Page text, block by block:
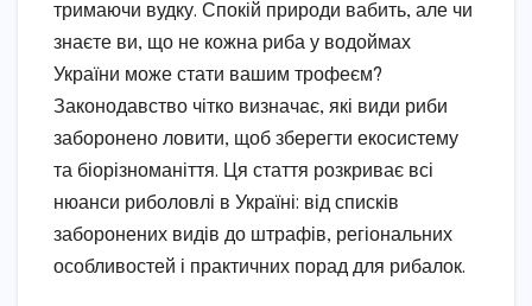
тримаючи вудку. Спокій природи вабить, але чи
знаєте ви, що не кожна риба у водоймах
України може стати вашим трофеєм?
Законодавство чітко визначає, які види риби
заборонено ловити, щоб зберегти екосистему
та біорізноманіття. Ця стаття розкриває всі
нюанси риболовлі в Україні: від списків
заборонених видів до штрафів, регіональних
особливостей і практичних порад для рибалок.